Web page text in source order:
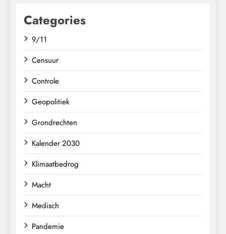
Categories
9/11
Censuur
Controle
Geopolitiek
Grondrechten
Kalender 2030
Klimaatbedrog
Macht
Medisch
Pandemie